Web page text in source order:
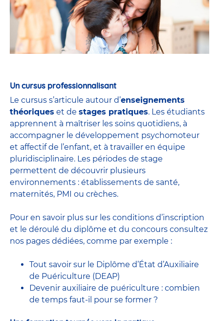
Un cursus professionnalisant
Le cursus s’articule autour d’enseignements
théoriques et de stages pratiques. Les étudiants
apprennent à maîtriser les soins quotidiens, à
accompagner le développement psychomoteur
et affectif de l’enfant, et à travailler en équipe
pluridisciplinaire. Les périodes de stage
permettent de découvrir plusieurs
environnements : établissements de santé,
maternités, PMI ou crèches.
Pour en savoir plus sur les conditions d’inscription
et le déroulé du diplôme et du concours consultez
nos pages dédiées, comme par exemple :
Tout savoir sur le Diplôme d’État d’Auxiliaire
de Puériculture (DEAP)
Devenir auxiliaire de puériculture : combien
de temps faut-il pour se former ?